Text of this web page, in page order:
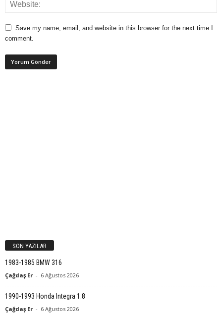
Save my name, email, and website in this browser for the next time I
comment.
SON YAZILAR
1983-1985 BMW 316
Çağdaş Er - 6 Ağustos 2026
1990-1993 Honda Integra 1.8
Çağdaş Er - 6 Ağustos 2026